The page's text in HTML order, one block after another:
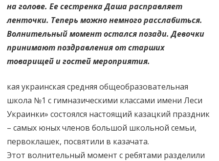
на голове. Ее сестренка Даша расправляет
ленточки. Теперь можно немного расслабиться.
Волнительный момент остался позади. Девочки
принимают поздравления от старших
товарищей и гостей мероприятия.
кая украинская средняя общеобразовательная
школа №1 с гимназическими классами имени Леси
Украинки» состоялся настоящий казацкий праздник
– самых юных членов большой школьной семьи,
первоклашек, посвятили в казачата.
Этот волнительный момент с ребятами разделили